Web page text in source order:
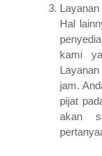
Pria Jogja /
/ Delta Spa
Kaskus Spa
Jogja / Fabe
2021 / Spa
Klana Jogja /
Spa Di
Jogja /
Spa Jogja /
Cangkringan
Cangkringan
Hal
kami
jam.
pijat
akan